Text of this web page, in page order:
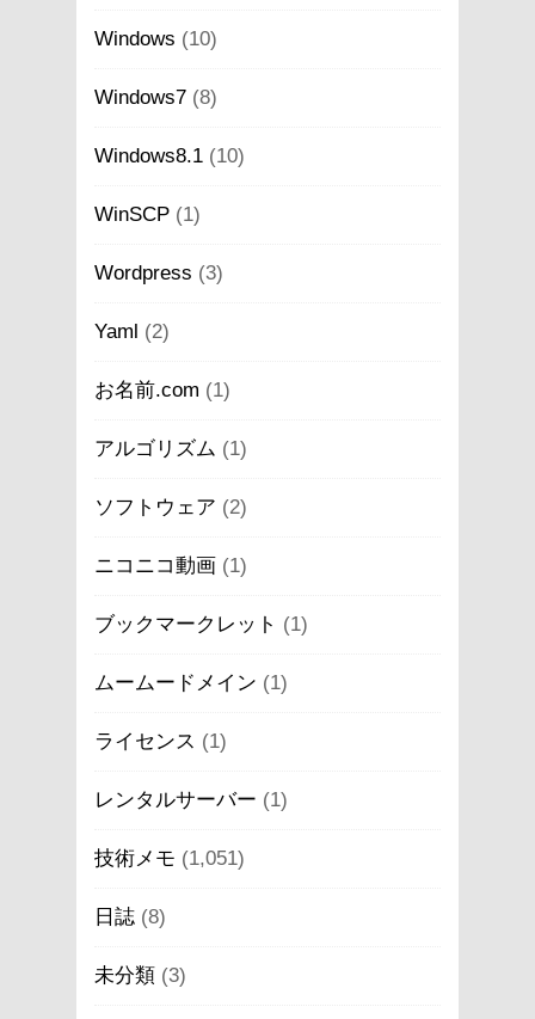
Windows (10)
Windows7 (8)
Windows8.1 (10)
WinSCP (1)
Wordpress (3)
Yaml (2)
お名前.com (1)
アルゴリズム (1)
ソフトウェア (2)
ニコニコ動画 (1)
ブックマークレット (1)
ムームードメイン (1)
ライセンス (1)
レンタルサーバー (1)
技術メモ (1,051)
日誌 (8)
未分類 (3)